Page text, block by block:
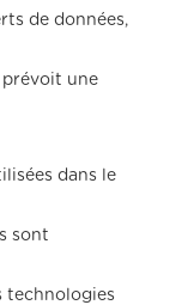
de données,
prévoit une
dans le
sont
technologies